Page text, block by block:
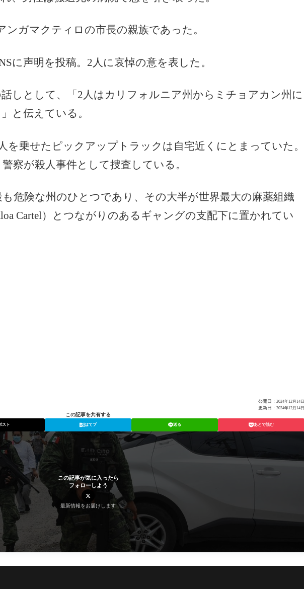
ンガマクティロの市長の親族であった。
に声明を投稿。2人に哀悼の意を表した。
しとして、「2人はカリフォルニア州からミチョアカン州に
と伝えている。
を乗せたピックアップトラックは自宅近くにとまっていた。
察が殺人事件として捜査している。
危険な州のひとつであり、その大半が世界最大の麻薬組織
Cartel）
とつながりのあるギャングの支配下に置かれてい
公開日： 2024年12月14日
更新日： 2024年12月14日
この記事を共有する
スト はてブ 送る あとで読む
この記事が気に入ったら
フォローしよう
最新情報をお届けします